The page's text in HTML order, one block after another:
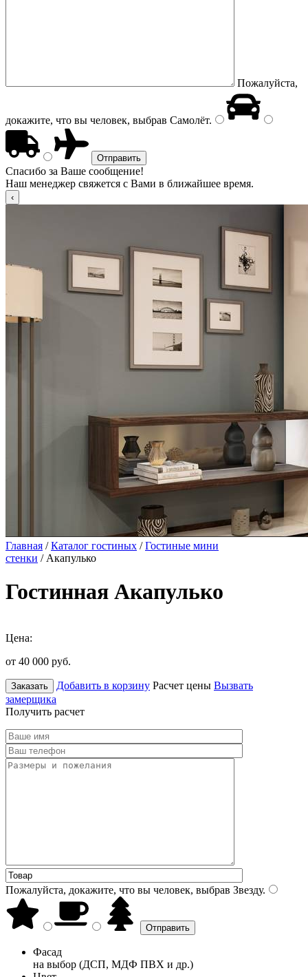
Пожалуйста,
докажите, что вы человек, выбрав Самолёт.
Спасибо за Ваше сообщение!
Наш менеджер свяжется с Вами в ближайшее время.
Главная /Каталог гостиных /Гостиные мини
стенки / Акапулько
Гостинная Акапулько
Цена:
от 40 000 руб.
Заказать Добавить в корзину Расчет цены Вызвать
замерщика
Получить расчет
Пожалуйста, докажите, что вы человек, выбрав Звезду.
Фасад
на выбор (ДСП, МДФ ПВХ и др.)